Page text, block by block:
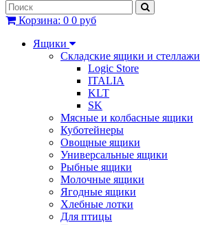
Корзина: 0 0 руб
Ящики
Складские ящики и стеллажи
Logic Store
ITALIA
KLT
SK
Мясные и колбасные ящики
Куботейнеры
Овощные ящики
Универсальные ящики
Рыбные ящики
Молочные ящики
Ягодные ящики
Хлебные лотки
Для птицы